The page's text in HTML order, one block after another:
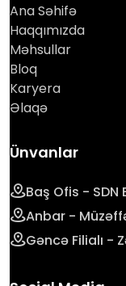
Ana Səhifə
Haqqımızda
Məhsullar
Bloq
Karyera
Əlaqə
Ünvanlar
Baş Ofis - SDN
Anbar -
Gəncə Filialı -